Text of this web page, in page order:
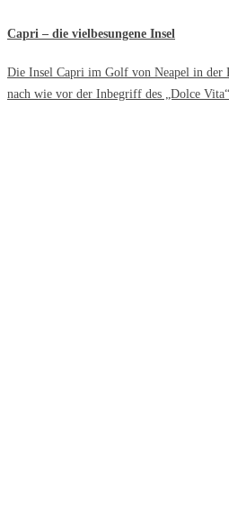
Capri – die vielbesungene Insel
Die Insel Capri im Golf von Neapel in der
nach wie vor der Inbegriff des „Dolce Vita“.